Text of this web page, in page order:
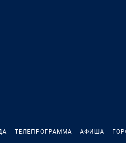
ТЕЛЕПРОГРАММА АФИША